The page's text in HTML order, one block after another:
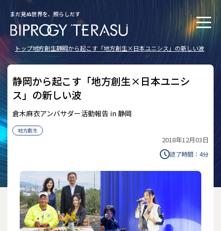
まだ見ぬ世界を、照らしだす
トップ地方創生静岡から起こす「地方創生×日本ユニシス」の新しい波
静岡から起こす「地方創生×日本ユニシ
ス」の新しい波
倉木麻衣アンバサダー活動報告 in 静岡
地方創生
2018年12月03日
読了時間： 4分